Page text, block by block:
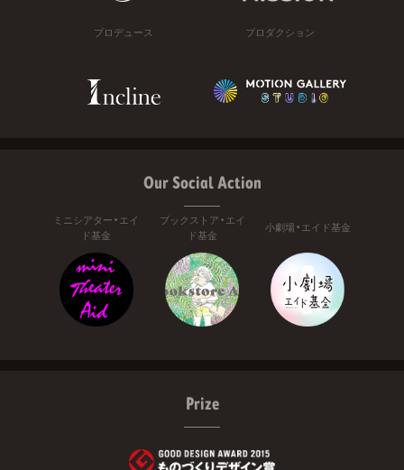
プロデュース プロダクション
Our Social Action
ミニシアター・エイ
ド基金
ブックストア・エイ
ド基金
小劇場・エイド基金
Prize